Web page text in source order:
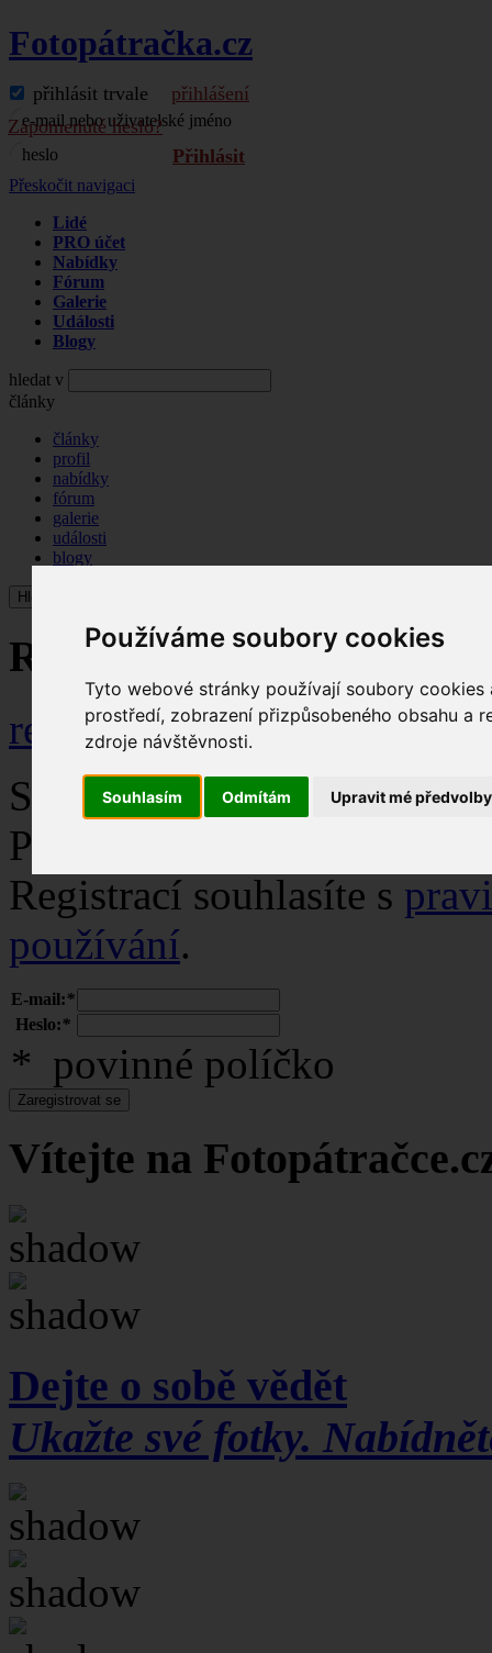
Používáme soubory cookies
Tyto webové stránky používají soubory
prostředí, zobrazení přizpůsobeného obsahu a
zdroje návštěvnosti.
Souhlasím Odmítám Upravit mé předvolby
Fotopátračka.cz
e-mail nebo uživatelské jméno
heslo
Přihlásit
přihlásit trvale
přihlášení
Zapomenuté heslo?
Přeskočit navigaci
Lidé
PRO účet
Nabídky
Fórum
Galerie
Události
Blogy
hledat v
články
články
profil
nabídky
fórum
galerie
události
blogy
Hledej
Registrace
registrace
Snadná registrace vám
Přes
Registrací souhlasíte s
používání.
E-mail:*
Heslo:*
* povinné políčko
Zaregistrovat se
Vítejte na Fotopátračce
Dejte o sobě vědět
Ukažte své fotky.